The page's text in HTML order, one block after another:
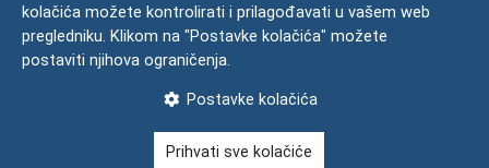
Impressum
Česta pitanja
kolačića možete kontrolirati i prilagođavati u vašem web
pregledniku. Klikom na "Postavke kolačića" možete
postaviti njihova ograničenja.
Postavke kolačića
Prihvati sve kolačiće